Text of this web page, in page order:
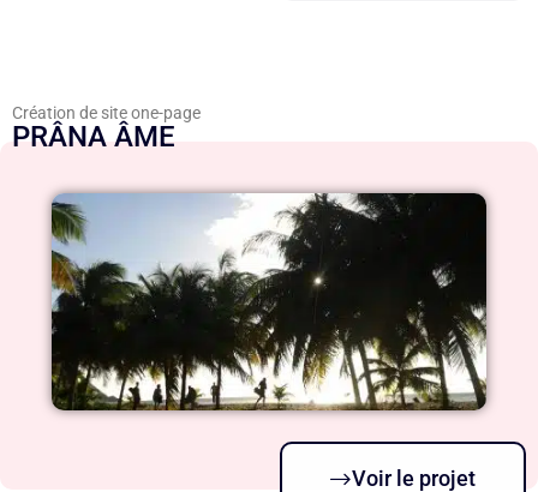
Création de site one-page
PRÂNA ÂME
Voir le projet